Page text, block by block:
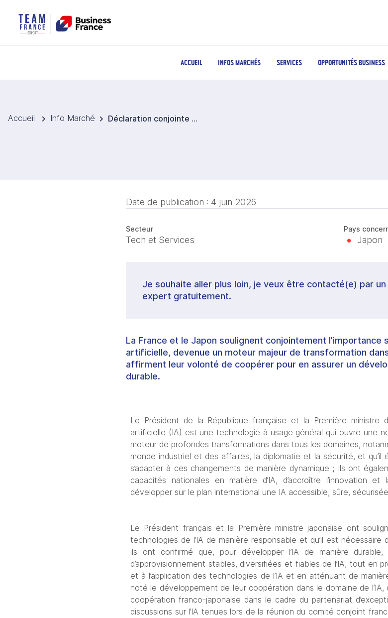
ACCUEIL INFOS MARCHÉS SERVICES OPPORTUNITÉS BUSINESS
Accueil Info Marché Déclaration conjointe franco-japonaise sur la coopération dans le domaine de l’intelligence artificielle
Date de publication : 4 juin 2026
Secteur
Tech et Services
Pays
Japon
Je souhaite aller plus loin, je veux être contacté(e) par un
expert gratuitement.
La France et le Japon soulignent conjointement l’importance
artificielle, devenue un moteur majeur de transformation
affirment leur volonté de coopérer pour en assurer un
durable.
Le Président de la République française et la Première ministre
artificielle (IA) est une technologie à usage général qui ouvre une
moteur de profondes transformations dans tous les domaines,
monde industriel et des affaires, la diplomatie et la sécurité, et
s’adapter à ces changements de manière dynamique ; ils ont
capacités nationales en matière d’IA, d’accroître l’innovation
développer sur le plan international une IA accessible, sûre,
Le Président français et la Première ministre japonaise ont
technologies de l’IA de manière responsable et qu’il est
ils ont confirmé que, pour développer l’IA de manière
d’approvisionnement stables, diversifiées et fiables de l’IA, tout en
et à l’application des technologies de l’IA et en atténuant de
noté le développement de leur coopération dans le domaine de
coopération franco-japonaise dans le cadre du partenariat
discussions sur l’IA tenues lors de la réunion du comité conjoint